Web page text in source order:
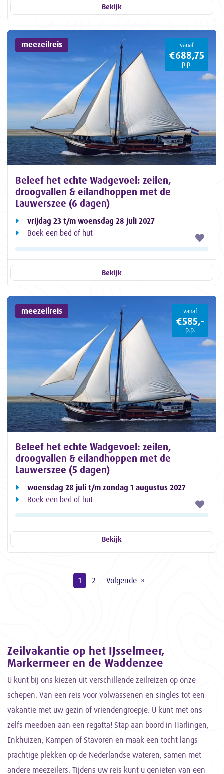
Bekijk
meezeilreis vanaf
€688,75
p.p.
Beleef het echte Wadgevoel: zeilen,
droogvallen & eilandhoppen met de
Lauwerszee (6 dagen)
vrijdag 23 t/m woensdag 28 juli 2027
Boek een bed of hut
Bekijk
meezeilreis vanaf
€585,-
p.p.
Beleef het echte Wadgevoel: zeilen,
droogvallen & eilandhoppen met de
Lauwerszee (5 dagen)
woensdag 28 juli t/m zondag 1 augustus 2027
Boek een bed of hut
Bekijk
1 2 Volgende
Zeilvakantie op het IJsselmeer,
Markermeer en de Waddenzee
U kunt bij ons kiezen uit verschillende zeilreizen op onze
schepen. Van een reis voor volwassenen en singles tot een
vakantie met uw gezin of vriendengroepje. U kunt met ons
zelfs meedoen aan een regatta! Stap aan boord in Harlingen,
Enkhuizen, Kampen of Stavoren en maak een tocht langs
prachtige plekken op de Nederlandse wateren, samen met
andere meezeilers. Tijdens uw reis kunt u genieten van een